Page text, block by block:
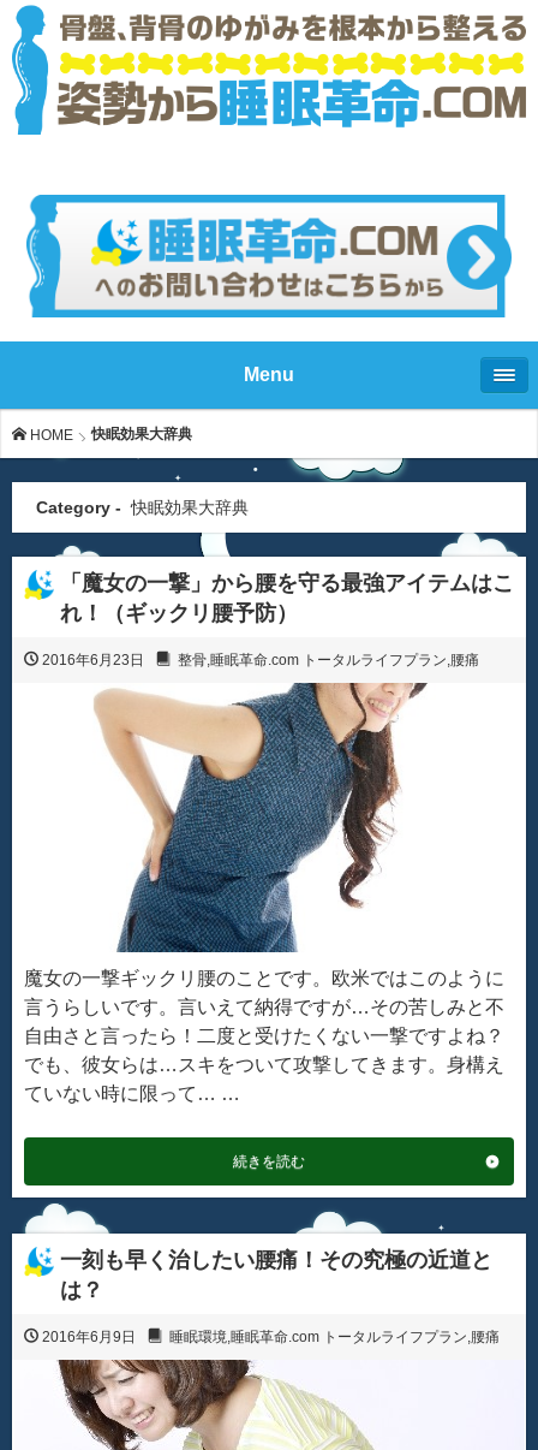
Menu
HOME 快眠効果大辞典
Category - 快眠効果大辞典
「魔女の一撃」から腰を守る最強アイテムはこ
れ！（ギックリ腰予防）
2016年6月23日 整骨,睡眠革命.com トータルライフプラン,腰痛
魔女の一撃ギックリ腰のことです。欧米ではこのように
言うらしいです。言いえて納得ですが…その苦しみと不
自由さと言ったら！二度と受けたくない一撃ですよね？
でも、彼女らは…スキをついて攻撃してきます。身構え
ていない時に限って… …
続きを読む
一刻も早く治したい腰痛！その究極の近道と
は？
2016年6月9日 睡眠環境,睡眠革命.com トータルライフプラン,腰痛